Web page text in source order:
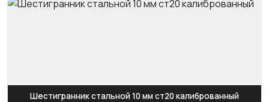
Шестигранник стальной 10 мм ст20 калиброванный